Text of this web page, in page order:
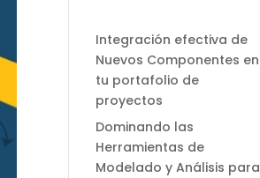
Integración efectiva de
Nuevos Componentes en
tu portafolio de
proyectos
Dominando las
Herramientas de
Modelado y Análisis para